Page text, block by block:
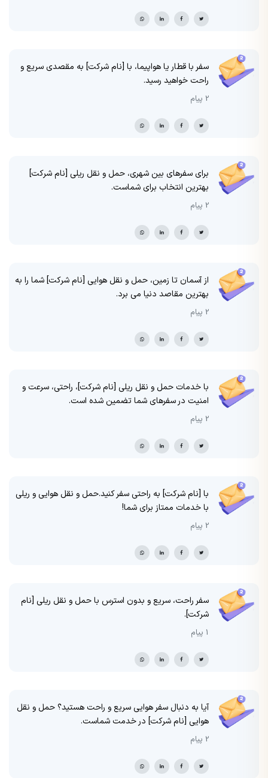
سفر با قطار یا هواپیما، با [نام شرکت] به مقصدی سریع و
راحت خواهید رسید.
2 پیام
برای سفرهای بین شهری، حمل و نقل ریلی [نام شرکت]
بهترین انتخاب برای شماست.
2 پیام
از آسمان تا زمین، حمل و نقل هوایی [نام شرکت] شما را به
بهترین مقاصد دنیا می برد.
2 پیام
با خدمات حمل و نقل ریلی [نام شرکت]، راحتی، سرعت و
امنیت در سفرهای شما تضمین شده است.
2 پیام
با [نام شرکت] به راحتی سفر کنید.حمل و نقل هوایی و ریلی
با خدمات ممتاز برای شما!
2 پیام
سفر راحت، سریع و بدون استرس با حمل و نقل ریلی [نام
شرکت].
1 پیام
آیا به دنبال سفر هوایی سریع و راحت هستید؟ حمل و نقل
هوایی [نام شرکت] در خدمت شماست.
2 پیام